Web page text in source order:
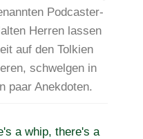
Podcaster-
Herren lassen
auf den Tolkien
schwelgen in
paar Anekdoten.
a whip, there's a